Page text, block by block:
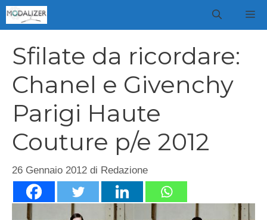
Vai
al
Sfilate da ricordare:
Chanel e Givenchy
Parigi Haute
Couture p/e 2012
26 Gennaio 2012 di Redazione